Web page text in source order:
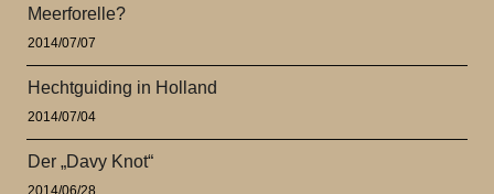
Meerforelle?
2014/07/07
Hechtguiding in Holland
2014/07/04
Der „Davy Knot“
2014/06/28